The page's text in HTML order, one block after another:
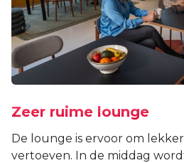
Zeer ruime lounge
De lounge is ervoor om
vertoeven. In de middag